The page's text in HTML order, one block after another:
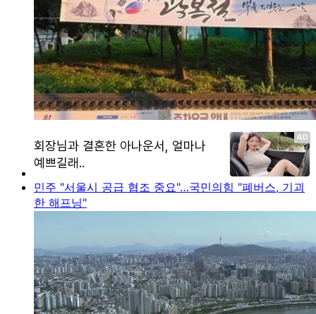
민주 "서울시 공급 협조 중요"…국민의힘 "폐버스, 기괴
한 해프닝"